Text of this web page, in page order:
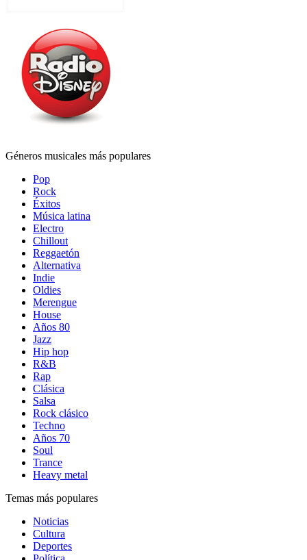
Géneros musicales más populares
Pop
Rock
Éxitos
Música latina
Electro
Chillout
Reggaetón
Alternativa
Indie
Oldies
Merengue
House
Años 80
Jazz
Hip hop
R&B
Rap
Clásica
Salsa
Rock clásico
Techno
Años 70
Soul
Trance
Heavy metal
Temas más populares
Noticias
Cultura
Deportes